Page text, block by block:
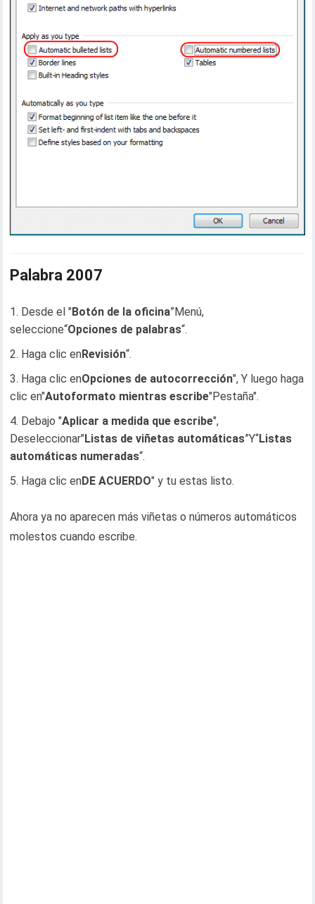
Palabra 2007
Desde el "Botón de la oficina”Menú,
seleccione“Opciones de palabras“.
Haga clic enRevisión“.
Haga clic enOpciones de autocorrección", Y luego haga
clic en"Autoformato mientras escribe"Pestaña".
Debajo "Aplicar a medida que escribe",
Deseleccionar"Listas de viñetas automáticas”Y“Listas
automáticas numeradas“.
Haga clic enDE ACUERDO" y tu estas listo.
Ahora ya no aparecen más viñetas o números automáticos
molestos cuando escribe.